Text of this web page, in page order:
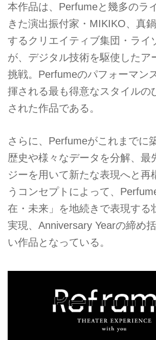
本作品は、Perfumeと幾多のラ
きた演出振付家・MIKIKO、真
するクリエイティブ集団・ライ
が、デジタル技術を駆使したア
挑戦。Perfumeのパフォーマン
揮される最も得意なスタイルの
された作品である。
さらに、Perfumeがこれまでに
歴史や様々なデータを分解、最
ジーを用いて新たな表現へと再
うコンセプトによって、
在・未来」を地続きで表現する
実現、Anniversary Yearの締め
い作品となっている。